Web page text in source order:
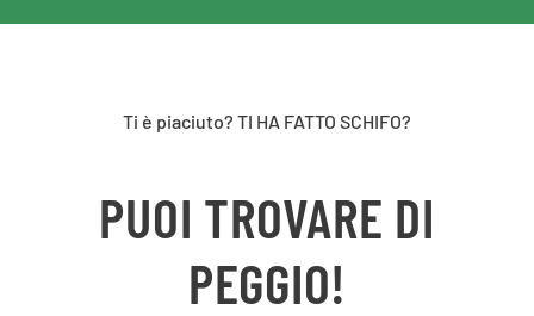
Ti è piaciuto? TI HA FATTO SCHIFO?
PUOI TROVARE DI
PEGGIO!